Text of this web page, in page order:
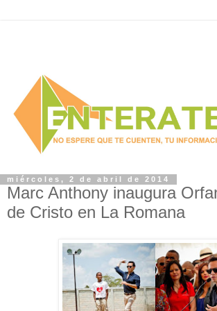
miércoles, 2 de abril de 2014
Marc Anthony inaugura
de Cristo en La Romana